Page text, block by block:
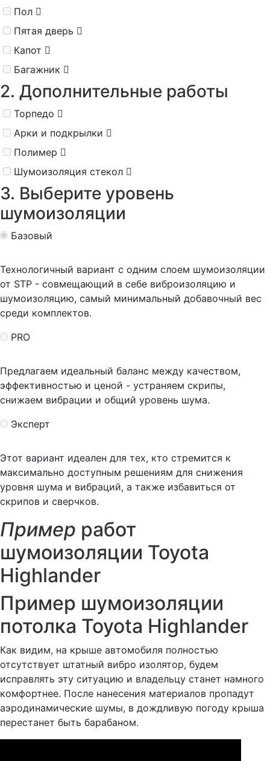
Пол
Пятая дверь
Капот
Багажник
2. Дополнительные работы
Торпедо
Арки и подкрылки
Полимер
Шумоизоляция стекол
3. Выберите уровень
шумоизоляции
Базовый
Технологичный вариант с одним слоем шумоизоляции
от STP - совмещающий в себе виброизоляцию и
шумоизоляцию, самый минимальный добавочный вес
среди комплектов.
PRO
Предлагаем идеальный баланс между качеством,
эффективностью и ценой - устраняем скрипы,
снижаем вибрации и общий уровень шума.
Эксперт
Этот вариант идеален для тех, кто стремится к
максимально доступным решениям для снижения
уровня шума и вибраций, а также избавиться от
скрипов и сверчков.
Пример работ
шумоизоляции Toyota
Highlander
Пример шумоизоляции
потолка Toyota Highlander
Как видим, на крыше автомобиля полностью
отсутствует штатный вибро изолятор, будем
исправлять эту ситуацию и владельцу станет намного
комфортнее. После нанесения материалов пропадут
аэродинамические шумы, в дождливую погоду крыша
перестанет быть барабаном.